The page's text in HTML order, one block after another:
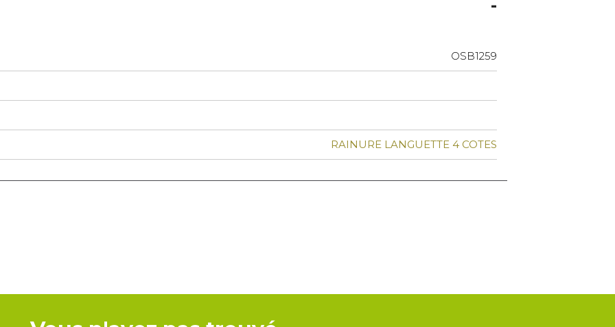
OSB1259
RAINURE LANGUETTE 4 COTES